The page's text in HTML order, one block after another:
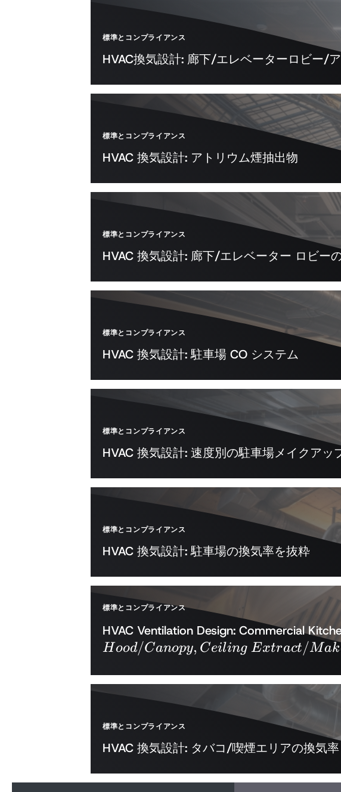
標準とコンプライアンス
HVAC換気設計: 廊下/エレベーターロビー/
標準とコンプライアンス
HVAC 換気設計: アトリウム煙抽出物
標準とコンプライアンス
HVAC 換気設計: 廊下/エレベーター ロビー
標準とコンプライアンス
HVAC 換気設計: 駐車場 CO システム
標準とコンプライアンス
HVAC 換気設計: 速度別の駐車場メイクアッ
標準とコンプライアンス
HVAC 換気設計: 駐車場の換気率を抜粋
標準とコンプライアンス
HVAC Ventilation Design: Commercial
Hood/Canopy, Ceiling Extract/Mak
標準とコンプライアンス
HVAC 換気設計: タバコ/喫煙エリアの換気率